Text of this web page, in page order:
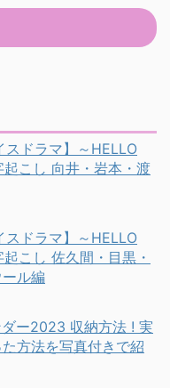
スドラマ】～HELLO
こし 向井・岩本・渡
スドラマ】～HELLO
こし 佐久間・目黒・
ル編
ー2023 収納方法 ! 実
方法を写真付きで紹